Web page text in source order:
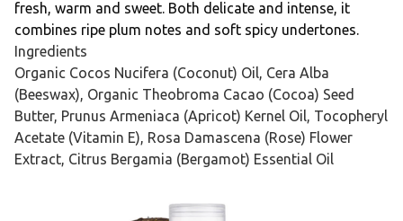
fresh, warm and sweet. Both delicate and intense, it
combines ripe plum notes and soft spicy undertones.
Ingredients
Organic Cocos Nucifera (Coconut) Oil, Cera Alba
(Beeswax), Organic Theobroma Cacao (Cocoa) Seed
Butter, Prunus Armeniaca (Apricot) Kernel Oil, Tocopheryl
Acetate (Vitamin E), Rosa Damascena (Rose) Flower
Extract, Citrus Bergamia (Bergamot) Essential Oil